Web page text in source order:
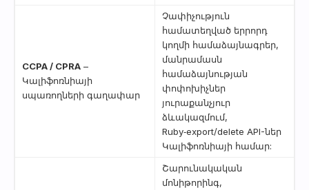
CCPA / CPRA –
Կալիֆոռնիայի
սպառողների գաղափար
Չափիչություն
համատեղված երրորդ
կողմի համաձայնագրեր,
մանրամասն
համաձայնության
փոփոխիչներ
յուրաքանչյուր
ձևակազմում,
Ruby‑export/delete API-ներ
Կալիֆոռնիայի համար:
Շարունակական
մոնիթորինգ,